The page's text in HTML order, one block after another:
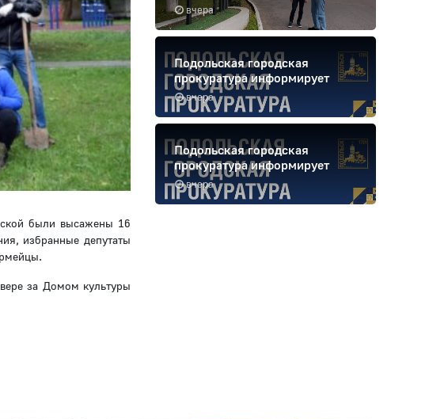
были высажены 16
избранные депутаты
за Домом культуры
вчера
вчера
Подольская городская
прокуратура информирует
вчера
Подольская городская
прокуратура информирует